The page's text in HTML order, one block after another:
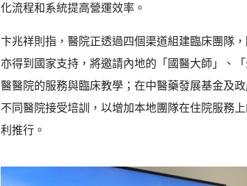
化流程和系統提高營運效率。
卞兆祥則指，醫院正透過四個渠道組建臨床團隊
亦得到國家支持，將邀請內地的「國醫大師」、
醫醫院的服務與臨床教學；在中醫藥發展基金及
不同醫院接受培訓，以增加本地團隊在住院服務
利推行。